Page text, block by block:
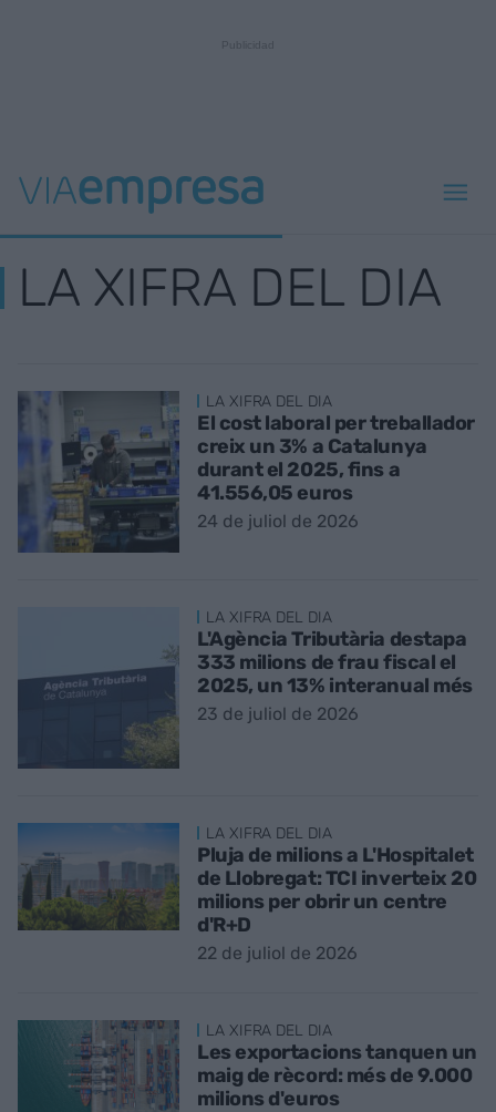
LA XIFRA DEL DIA
LA XIFRA DEL DIA
El cost laboral per treballador
creix un 3% a Catalunya
durant el 2025, fins a
41.556,05 euros
24 de juliol de 2026
LA XIFRA DEL DIA
L'Agència Tributària destapa
333 milions de frau fiscal el
2025, un 13% interanual més
23 de juliol de 2026
LA XIFRA DEL DIA
Pluja de milions a L'Hospitalet
de Llobregat: TCI inverteix 20
milions per obrir un centre
d'R+D
22 de juliol de 2026
LA XIFRA DEL DIA
Les exportacions tanquen un
maig de rècord: més de 9.000
milions d'euros